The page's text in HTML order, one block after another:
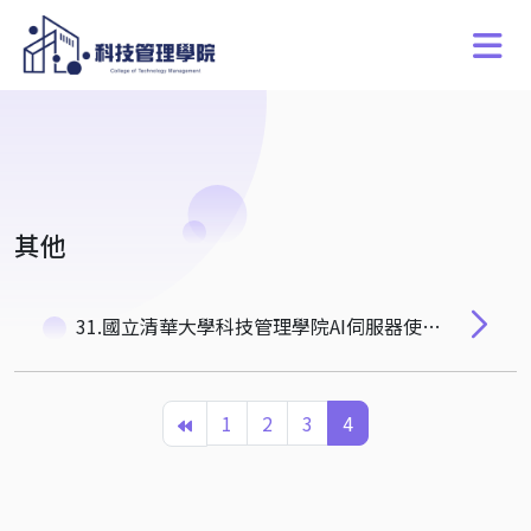
其他
31.國立清華大學科技管理學院AI伺服器使用辦法
1 2 3 4